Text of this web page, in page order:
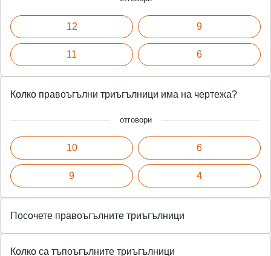
12
11
9
6
Колко правоъгълни триъгълници има на чертежа?
отговори
10
9
6
4
Посочете правоъгълните триъгълници
Колко са тъпоъгълните триъгълници